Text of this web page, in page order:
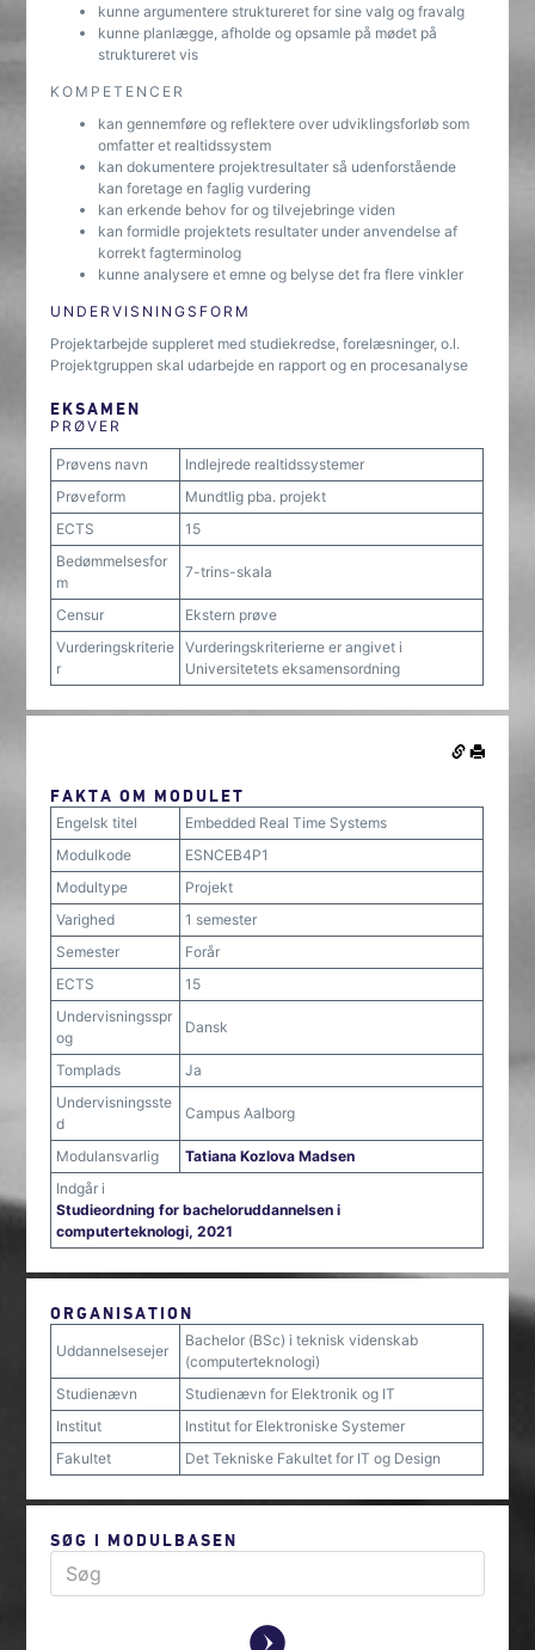
kunne argumentere struktureret for sine valg og fravalg
kunne planlægge, afholde og opsamle på mødet på
struktureret vis
KOMPETENCER
kan gennemføre og reflektere over udviklingsforløb som
omfatter et realtidssystem
kan dokumentere projektresultater så udenforstående
kan foretage en faglig vurdering
kan erkende behov for og tilvejebringe viden
kan formidle projektets resultater under anvendelse af
korrekt fagterminolog
kunne analysere et emne og belyse det fra flere vinkler
UNDERVISNINGSFORM
Projektarbejde suppleret med studiekredse, forelæsninger, o.l.
Projektgruppen skal udarbejde en rapport og en procesanalyse
EKSAMEN
PRØVER
Prøvens navn
Indlejrede realtidssystemer
Prøveform
Mundtlig pba. projekt
ECTS
15
Bedømmelsesfor
m
7-trins-skala
Censur
Ekstern prøve
Vurderingskriterie
r
Vurderingskriterierne er angivet i
Universitetets eksamensordning
FAKTA OM MODULET
Engelsk titel
Embedded Real Time Systems
Modulkode
ESNCEB4P1
Modultype
Projekt
Varighed
1 semester
Semester
Forår
ECTS
15
Undervisningsspr
og
Dansk
Tomplads
Ja
Undervisningsste
d
Campus Aalborg
Modulansvarlig
Tatiana Kozlova Madsen
Indgår i
Studieordning for bacheloruddannelsen i
computerteknologi, 2021
ORGANISATION
Uddannelsesejer
Bachelor (BSc) i teknisk videnskab
(computerteknologi)
Studienævn
Studienævn for Elektronik og IT
Institut
Institut for Elektroniske Systemer
Fakultet
Det Tekniske Fakultet for IT og Design
SØG I MODULBASEN
y